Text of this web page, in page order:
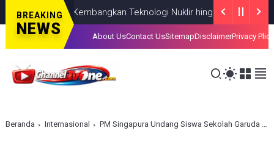
BREAKING
NEWS
Fokus Kembangkan Teknologi Nuklir hingga AI NASIONAL
About UsContact UsSitemapDisclaimerPrivacy Plice
Beranda Internasional PM Singapura Undang Siswa Sekolah Garuda Pertukaran Pelajar ke Singapura